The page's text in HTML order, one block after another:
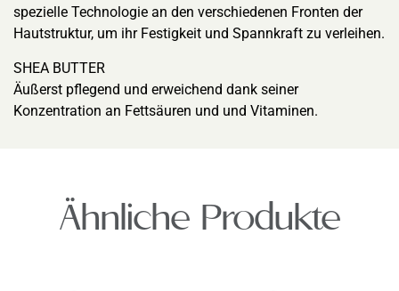
spezielle Technologie an den verschiedenen Fronten der
Hautstruktur, um ihr Festigkeit und Spannkraft zu verleihen.
SHEA BUTTER
Äußerst pflegend und erweichend dank seiner
Konzentration an Fettsäuren und und Vitaminen.
Ähnliche Produkte